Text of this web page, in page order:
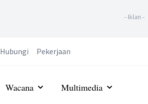
- Iklan -
Hubungi Pekerjaan
Wacana Multimedia